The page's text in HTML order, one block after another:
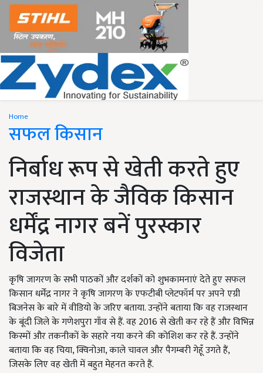
Home
सफल किसान
निर्बाध रूप से खेती करते हुए
राजस्थान के जैविक किसान
धर्मेंद्र नागर बनें पुरस्कार
विजेता
कृषि जागरण के सभी पाठकों और दर्शकों को शुभकामनाएं देते हुए सफल
किसान धर्मेंद्र नागर ने कृषि जागरण के एफटीबी प्लेटफॉर्म पर अपने एग्री
बिजनेस के बारे में वीडियो के जरिए बताया. उन्होंने बताया कि वह राजस्थान
के बूंदी जिले के गणेशपुरा गाँव से हैं. वह 2016 से खेती कर रहे हैं और विभिन्न
किस्मों और तकनीकों के सहारे नया करने की कोशिश कर रहे हैं. उन्होंने
बताया कि वह चिया, क्विनोआ, काले चावल और पैगम्बरी गेहूँ उगते हैं,
जिसके लिए वह खेती में बहुत मेहनत करते हैं.